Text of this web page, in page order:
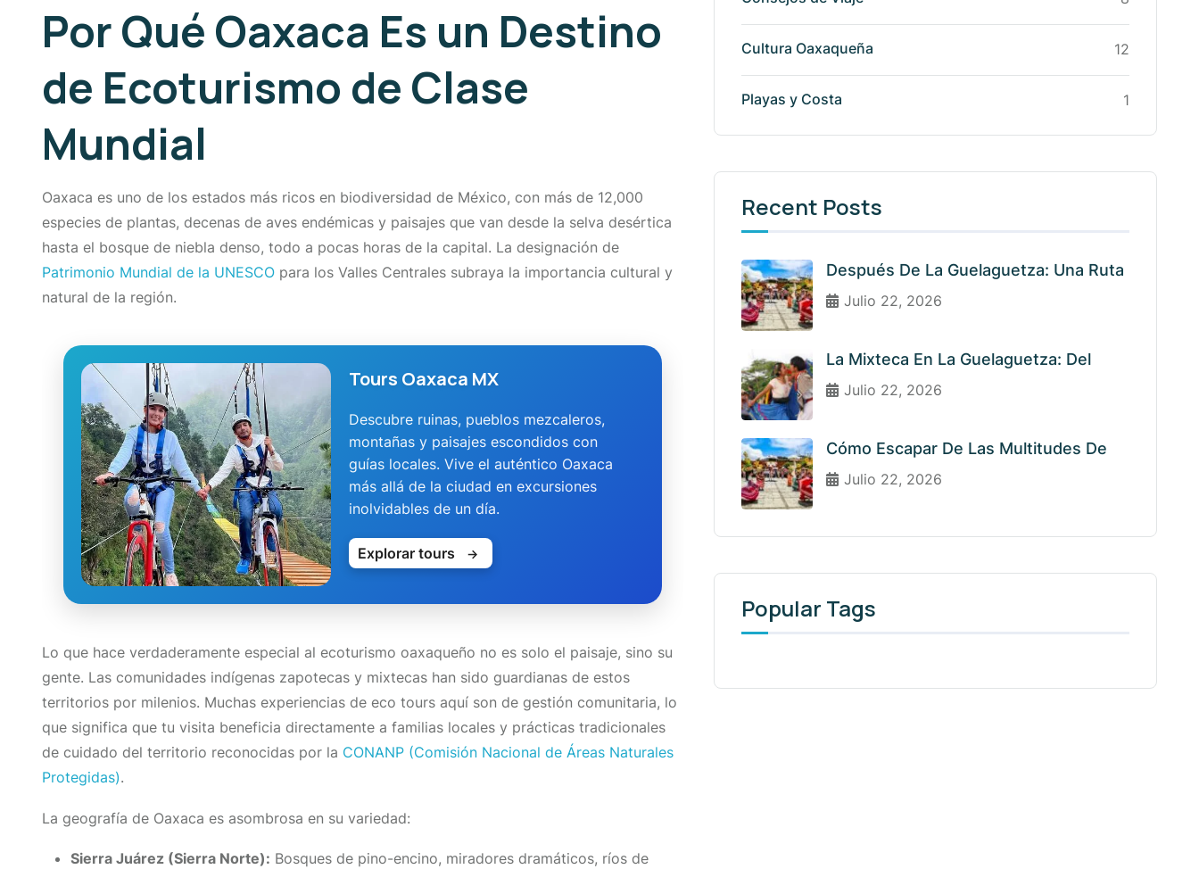
Por Qué Oaxaca Es un Destino
de Ecoturismo de Clase
Mundial
Oaxaca es uno de los estados más ricos en biodiversidad de México, con más de 12,000
especies de plantas, decenas de aves endémicas y paisajes que van desde la selva desértica
hasta el bosque de niebla denso, todo a pocas horas de la capital. La designación de
Patrimonio Mundial de la UNESCO para los Valles Centrales subraya la importancia cultural y
natural de la región.
Tours Oaxaca MX
Descubre ruinas, pueblos mezcaleros,
montañas y paisajes escondidos con
guías locales. Vive el auténtico Oaxaca
más allá de la ciudad en excursiones
inolvidables de un día.
Explorar tours →
Lo que hace verdaderamente especial al ecoturismo oaxaqueño no es solo el paisaje, sino su
gente. Las comunidades indígenas zapotecas y mixtecas han sido guardianas de estos
territorios por milenios. Muchas experiencias de eco tours aquí son de gestión comunitaria, lo
que significa que tu visita beneficia directamente a familias locales y prácticas tradicionales
de cuidado del territorio reconocidas por la CONANP (Comisión Nacional de Áreas Naturales
Protegidas).
La geografía de Oaxaca es asombrosa en su variedad:
Sierra Juárez (Sierra Norte): Bosques de pino-encino, miradores dramáticos, ríos de
Cultura Oaxaqueña 12
Playas y Costa 1
Recent Posts
Después De La Guelaguetza: Una Ruta
Julio 22, 2026
La Mixteca En La Guelaguetza: Del
Julio 22, 2026
Cómo Escapar De Las Multitudes De
Julio 22, 2026
Popular Tags